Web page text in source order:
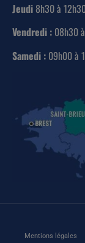
Jeudi 8h30 à
Vendredi : 08h30
Samedi : 09h00 à
Mentions légales